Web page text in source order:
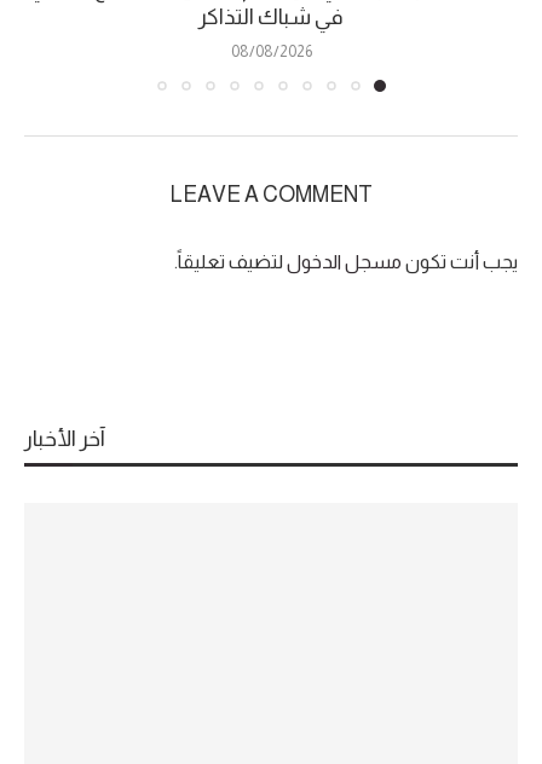
في شباك التذاكر
08/08/2026
LEAVE A COMMENT
يجب أنت تكون مسجل الدخول لتضيف تعليقاً.
آخر الأخبار